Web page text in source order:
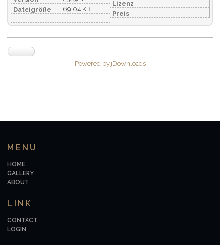
Dateigröße
69.04 KB
Lizenz
Preis
Powered by jDownloads
MENU
HOME
GALLERY
ABOUT
LINK
CONTACT
LOGIN